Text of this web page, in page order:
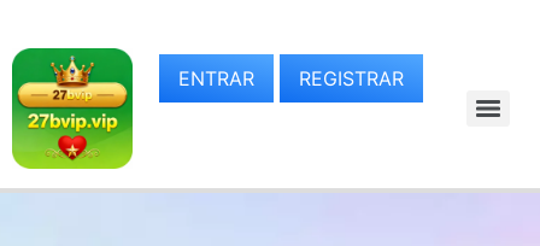
ENTRAR REGISTRAR